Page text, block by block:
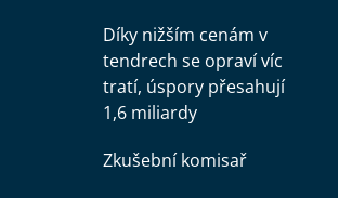
Díky nižším cenám v
tendrech se opraví víc
tratí, úspory přesahují
1,6 miliardy
Zkušební komisař